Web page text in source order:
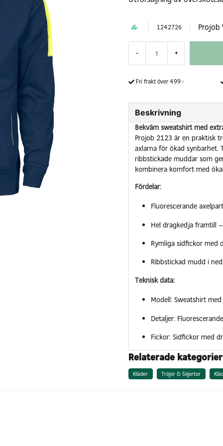
1242726 Projob
- +
Fri frakt över 499:-
Beskrivning
Bekväm sweatshirt med
Projob 2123 är en praktisk
axlarna för ökad synbarhet.
ribbstickade muddar som
kombinera komfort med
Fördelar:
Fluorescerande
Hel dragkedja framtill
Rymliga sidfickor med
Ribbstickad mudd i
Teknisk data:
Modell: Sweatshirt
Detaljer:
Fickor: Sidfickor med
Relaterade kategorier
Kläder Tröjor & Skjortor